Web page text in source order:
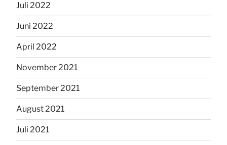
Juli 2022
Juni 2022
April 2022
November 2021
September 2021
August 2021
Juli 2021